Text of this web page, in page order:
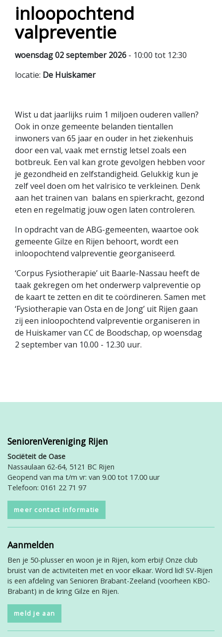
inloopochtend
valpreventie
woensdag 02 september 2026 - 10:00 tot 12:30
locatie: De Huiskamer
Wist u dat jaarlijks ruim 1 miljoen ouderen vallen?
Ook in onze gemeente belanden tientallen
inwoners van 65 jaar en ouder in het ziekenhuis
door een val, vaak met ernstig letsel zoals een
botbreuk. Een val kan grote gevolgen hebben voor
je gezondheid en zelfstandigheid. Gelukkig kun je
zelf veel doen om het valrisico te verkleinen. Denk
aan het trainen van balans en spierkracht, gezond
eten en regelmatig jouw ogen laten controleren.
In opdracht van de ABG-gemeenten, waartoe ook
gemeente Gilze en Rijen behoort, wordt een
inloopochtend valpreventie georganiseerd.
‘Corpus Fysiotherapie’ uit Baarle-Nassau heeft de
taak gekregen om het onderwerp valpreventie op
de kaart te zetten en dit te coördineren. Samen met
‘Fysiotherapie van Osta en de Jong’ uit Rijen gaan
zij een inloopochtend valpreventie organiseren in
de Huiskamer van CC de Boodschap, op woensdag
2 september van 10.00 - 12.30 uur.
SeniorenVereniging Rijen
Sociëteit de Oase
Nassaulaan 62-64, 5121 BC Rijen
Geopend van ma t/m vr: van 9.00 tot 17.00 uur
Telefoon: 0161 22 71 97
meer contact informatie
Aanmelden
Ben je 50-plusser en woon je in Rijen, kom erbij! Onze club
bruist van de activiteiten met en voor elkaar. Word lid! SV-Rijen
is een afdeling van Senioren Brabant-Zeeland (voorheen KBO-
Brabant) in de kring Gilze en Rijen.
meld je aan